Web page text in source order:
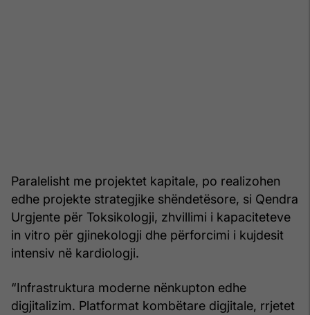
Paralelisht me projektet kapitale, po realizohen
edhe projekte strategjike shëndetësore, si Qendra
Urgjente për Toksikologji, zhvillimi i kapaciteteve
in vitro për gjinekologji dhe përforcimi i kujdesit
intensiv në kardiologji.
“Infrastruktura moderne nënkupton edhe
digjitalizim. Platformat kombëtare digjitale, rrjetet